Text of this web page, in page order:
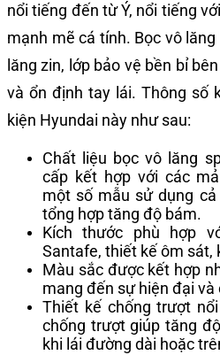
nổi tiếng đến từ Ý, nổi tiếng
mạnh mẽ cá tính. Bọc vô
lăng zin, lớp bảo vệ bền bỉ
và ổn định tay lái. Thông số
kiện Hyundai này như sau:
Chất liệu bọc vô lăng
cấp kết hợp với các
một số mẫu sử dụng
tổng hợp tăng độ bám.
Kích thước phù hợp
Santafe, thiết kế ôm sát,
Màu sắc được kết hợp
mang đến sự hiện đại và
Thiết kế chống trượt
chống trượt giúp tăng
khi lái đường dài hoặc